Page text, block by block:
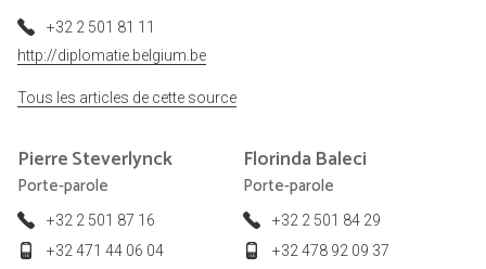
+32 2 501 81 11
http://diplomatie.belgium.be
Tous les articles de cette source
PierreSteverlynck
Porte-parole
+32 2 501 87 16
+32 471 44 06 04
Florinda Baleci
Porte-parole
+32 2 501 84 29
+32 478 92 09 37